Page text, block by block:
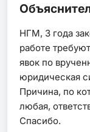
НГМ, 3 года
работе
явок по
юридическая
Причина, по
любая,
Спасибо.